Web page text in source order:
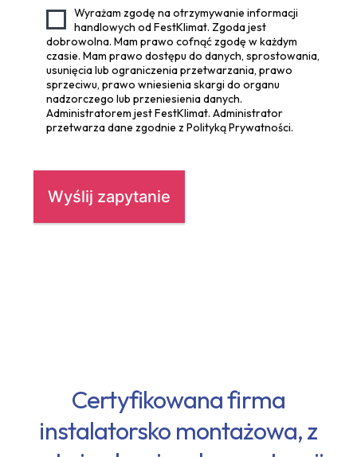
Wyrażam zgodę na otrzymywanie informacji
handlowych od FestKlimat. Zgoda jest
dobrowolna. Mam prawo cofnąć zgodę w każdym
czasie. Mam prawo dostępu do danych, sprostowania,
usunięcia lub ograniczenia przetwarzania, prawo
sprzeciwu, prawo wniesienia skargi do organu
nadzorczego lub przeniesienia danych.
Administratorem jest FestKlimat. Administrator
przetwarza dane zgodnie z Polityką Prywatności.
Certyfikowana firma
instalatorsko montażowa, z